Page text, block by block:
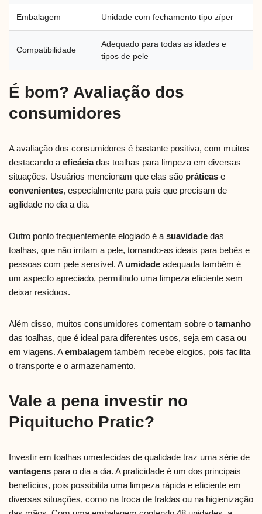
Embalagem Unidade com fechamento tipo zíper
Compatibilidade
Adequado para todas as idades e
tipos de pele
É bom? Avaliação dos
consumidores
A avaliação dos consumidores é bastante positiva, com muitos
destacando a eficáciadas toalhas para limpeza em diversas
situações. Usuários mencionam que elas são práticas e
convenientes, especialmente para pais que precisam de
agilidade no dia a dia.
Outro ponto frequentemente elogiado é a suavidade das
toalhas, que não irritam a pele, tornando-as ideais para bebês e
pessoas com pele sensível. A umidade adequada também é
um aspecto apreciado, permitindo uma limpeza eficiente sem
deixar resíduos.
Além disso, muitos consumidores comentam sobre o tamanho
das toalhas, que é ideal para diferentes usos, seja em casa ou
em viagens. Aembalagem também recebe elogios, pois facilita
o transporte e o armazenamento.
Vale a pena investir no
Piquitucho Pratic?
Investir em toalhas umedecidas de qualidade traz uma série de
vantagens para o dia a dia. A praticidade é um dos principais
benefícios, pois possibilita uma limpeza rápida e eficiente em
diversas situações, como na troca de fraldas ou na higienização